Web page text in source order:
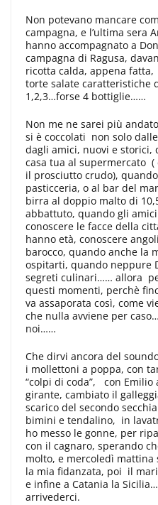
Non potevano mancare
campagna, e l’ultima sera
hanno accompagnato a
campagna di Ragusa,
ricotta calda, appena
torte salate caratteristiche
1,2,3…forse 4 bottiglie……
Non me ne sarei più
si è coccolati non solo
dagli amici, nuovi e storici,
casa tua al supermercato
il prosciutto crudo),
pasticceria, o al bar del
birra al doppio malto di
abbattuto, quando gli
conoscere le facce della
hanno età, conoscere
barocco, quando anche la
ospitarti, quando neppure
segreti culinari…… allora
questi momenti, perchè
va assaporata così, come
che nulla avviene per
noi……
Che dirvi ancora del
i mollettoni a poppa, con
“colpi di coda”, con
girante, cambiato il
scarico del secondo
bimini e tendalino, in
ho messo le gonne, per
con il cagnaro, sperando
molto, e mercoledì mattina
la mia fidanzata, poi il
e infine a Catania la
arrivederci.